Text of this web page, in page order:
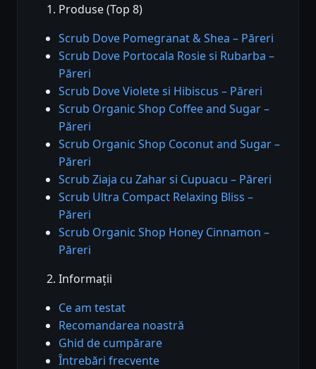
Produse (Top 8)
Scrub Dove Pomegranat & Shea – Păreri
Scrub Dove Portocala Rosie si Rubarba –
Păreri
Scrub Dove Violete si Hibiscus – Păreri
Scrub Organic Shop Coffee and Sugar –
Păreri
Scrub Organic Shop Coconut and Sugar –
Păreri
Scrub Ziaja cu Zahar si Cupuacu – Păreri
Scrub Ultra Compact Relaxing Bliss –
Păreri
Scrub Organic Shop Honey Cinnamon –
Păreri
Informații
Ce am testat
Recomandarea noastră
Ghid de cumpărare
Întrebări frecvente